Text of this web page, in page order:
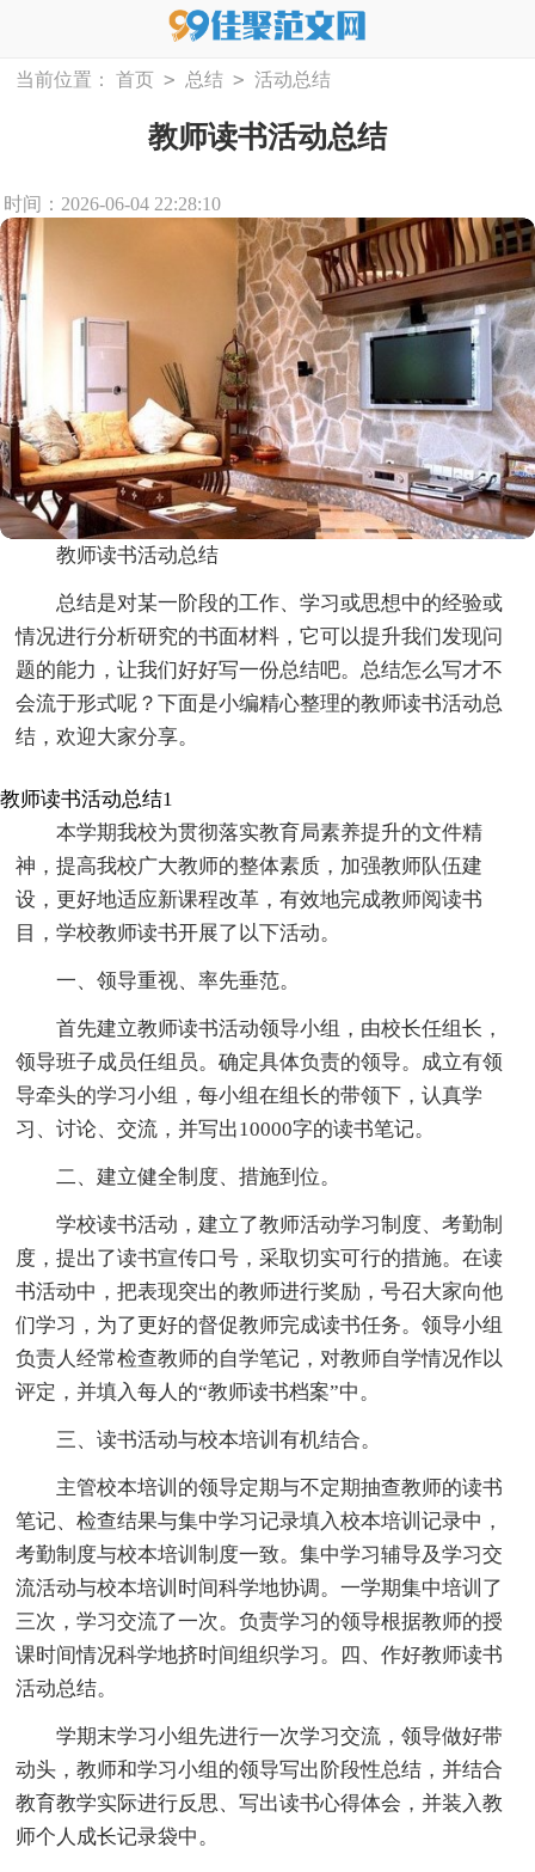
当前位置： 首页 > 总结 > 活动总结
教师读书活动总结
时间：2026-06-04 22:28:10
教师读书活动总结
总结是对某一阶段的工作、学习或思想中的经验或
情况进行分析研究的书面材料，它可以提升我们发现问
题的能力，让我们好好写一份总结吧。总结怎么写才不
会流于形式呢？下面是小编精心整理的教师读书活动总
结，欢迎大家分享。
教师读书活动总结1
本学期我校为贯彻落实教育局素养提升的文件精
神，提高我校广大教师的整体素质，加强教师队伍建
设，更好地适应新课程改革，有效地完成教师阅读书
目，学校教师读书开展了以下活动。
一、领导重视、率先垂范。
首先建立教师读书活动领导小组，由校长任组长，
领导班子成员任组员。确定具体负责的领导。成立有领
导牵头的学习小组，每小组在组长的带领下，认真学
习、讨论、交流，并写出10000字的读书笔记。
二、建立健全制度、措施到位。
学校读书活动，建立了教师活动学习制度、考勤制
度，提出了读书宣传口号，采取切实可行的措施。在读
书活动中，把表现突出的教师进行奖励，号召大家向他
们学习，为了更好的督促教师完成读书任务。领导小组
负责人经常检查教师的自学笔记，对教师自学情况作以
评定，并填入每人的“教师读书档案”中。
三、读书活动与校本培训有机结合。
主管校本培训的领导定期与不定期抽查教师的读书
笔记、检查结果与集中学习记录填入校本培训记录中，
考勤制度与校本培训制度一致。集中学习辅导及学习交
流活动与校本培训时间科学地协调。一学期集中培训了
三次，学习交流了一次。负责学习的领导根据教师的授
课时间情况科学地挤时间组织学习。四、作好教师读书
活动总结。
学期末学习小组先进行一次学习交流，领导做好带
动头，教师和学习小组的领导写出阶段性总结，并结合
教育教学实际进行反思、写出读书心得体会，并装入教
师个人成长记录袋中。